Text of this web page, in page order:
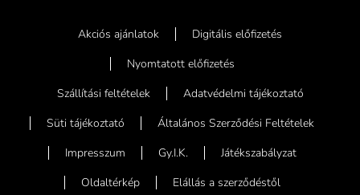
Akciós ajánlatok
Digitális előfizetés
Nyomtatott előfizetés
Szállítási feltételek
Adatvédelmi tájékoztató
Süti tájékoztató
Általános Szerződési Feltételek
Impresszum
Gy.I.K.
Játékszabályzat
Oldaltérkép
Elállás a szerződéstől